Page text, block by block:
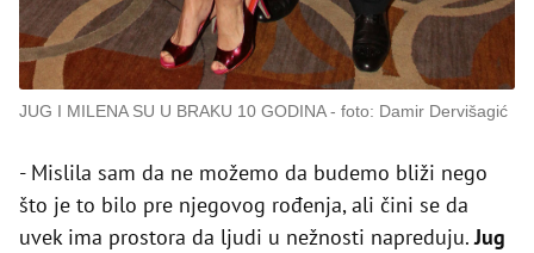
JUG I MILENA SU U BRAKU 10 GODINA foto: Damir Dervišagić
- Mislila sam da ne možemo da budemo bliži nego
što je to bilo pre njegovog rođenja, ali čini se da
uvek ima prostora da ljudi u nežnosti napreduju.Jug